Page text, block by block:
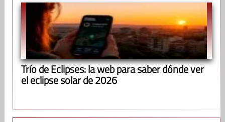
Trío de Eclipses: la web para saber dónde ver
el eclipse solar de 2026